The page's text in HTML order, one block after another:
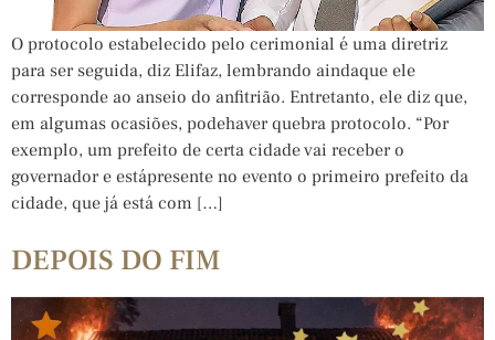
O protocolo estabelecido pelo cerimonial é uma diretriz
para ser seguida, diz Elifaz, lembrando aindaque ele
corresponde ao anseio do anfitrião. Entretanto, ele diz que,
em algumas ocasiões, podehaver quebra protocolo. “Por
exemplo, um prefeito de certa cidade vai receber o
governador e estápresente no evento o primeiro prefeito da
cidade, que já está com […]
DEPOIS DO FIM